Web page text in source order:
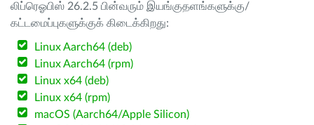
லிப்ரெஓபிஸ் 26.2.5 பின்வரும் இயங்குதளங்களுக்கு/
கட்டமைப்புகளுக்குக் கிடைக்கிறது:
Linux Aarch64 (deb)
Linux Aarch64 (rpm)
Linux x64 (deb)
Linux x64 (rpm)
macOS (Aarch64/Apple Silicon)